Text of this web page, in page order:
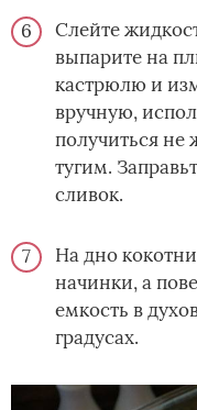
Слейте
выпарите на
кастрюлю и
вручную,
получиться
тугим.
сливок.
На дно
начинки, а
емкость в
градусах.